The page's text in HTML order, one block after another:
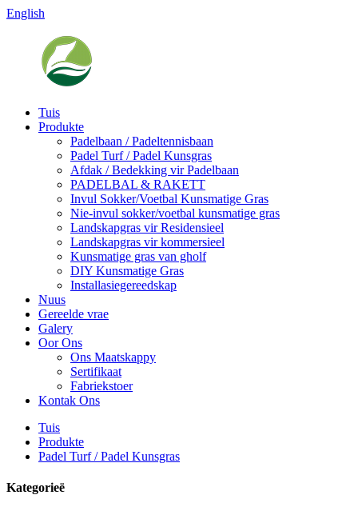
English
Tuis
Produkte
Padelbaan / Padeltennisbaan
Padel Turf / Padel Kunsgras
Afdak / Bedekking vir Padelbaan
PADELBAL & RAKETT
Invul Sokker/Voetbal Kunsmatige Gras
Nie-invul sokker/voetbal kunsmatige gras
Landskapgras vir Residensieel
Landskapgras vir kommersieel
Kunsmatige gras van gholf
DIY Kunsmatige Gras
Installasiegereedskap
Nuus
Gereelde vrae
Galery
Oor Ons
Ons Maatskappy
Sertifikaat
Fabriekstoer
Kontak Ons
Tuis
Produkte
Padel Turf / Padel Kunsgras
Kategorieë